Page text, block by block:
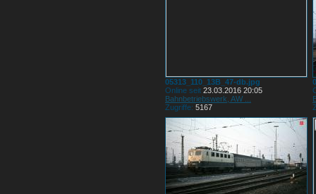
05313_110_13B_47-db.jpg
Online seit 23.03.2016 20:05
Bahnbetriebswerk, AW ...
Zugriffe: 5167